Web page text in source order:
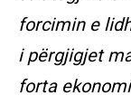
forcimin e
i përgjigjet
forta